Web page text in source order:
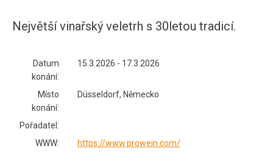
Největší vinařský veletrh s 30letou tradicí.
Datum
konání:
15.3.2026 - 17.3.2026
Místo
konání:
Düsseldorf, Německo
Pořadatel:
WWW:
https://www.prowein.com/